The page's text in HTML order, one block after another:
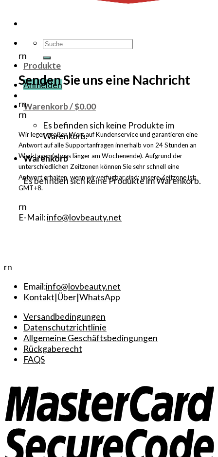
Suche
Produkte
Anmelden
Warenkorb /$0.00
Es befinden sich keine Produkte im
Warenkorb.
Warenkorb
Es befinden sich keine Produkte im Warenkorb.
rn
Senden Sie uns eine Nachricht
rn
rn
Wir legen großen Wert auf Kundenservice und garantieren eine
Antwort auf alle Supportanfragen innerhalb von 24 Stunden an
Werktagen (etwas länger am Wochenende). Aufgrund der
unterschiedlichen Zeitzonen können Sie sehr schnell eine
Antwort erhalten, wenn wir verfügbar sind; unsere Zeitzone ist:
GMT+8.
rn
E-Mail:info@lovbeauty.net
rn
Email:info@lovbeauty.net
Kontakt|Über|WhatsApp
Versandbedingungen
Datenschutzrichtlinie
Allgemeine Geschäftsbedingungen
Rückgaberecht
FAQS